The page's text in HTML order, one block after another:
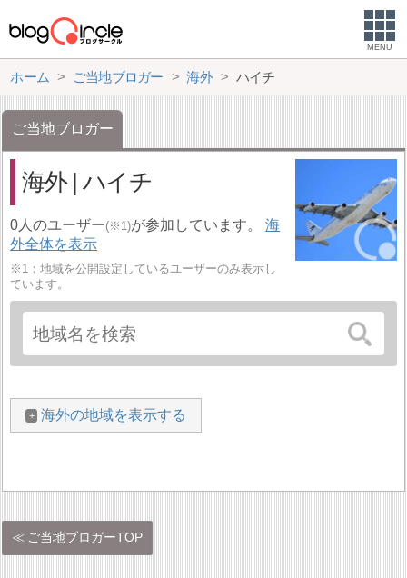
MENU
ホーム ご当地ブロガー 海外 ハイチ
ご当地ブロガー
海外 | ハイチ
0人のユーザー(※1)が参加しています。海
外全体を表示
※1：地域を公開設定しているユーザーのみ表示し
ています。
海外の地域を表示する
ご当地ブロガーTOP